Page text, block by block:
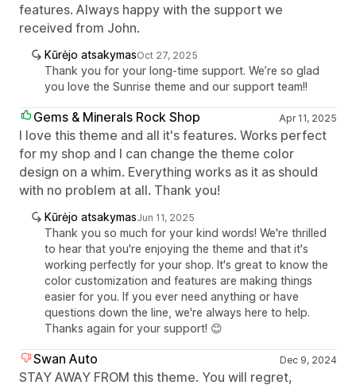
features. Always happy with the support we
received from John.
Kūrėjo atsakymasOct 27, 2025
Thank you for your long-time support. We’re so glad
you love the Sunrise theme and our support team!!
Gems & Minerals Rock Shop Apr 11, 2025
I love this theme and all it's features. Works perfect
for my shop and I can change the theme color
design on a whim. Everything works as it as should
with no problem at all. Thank you!
Kūrėjo atsakymasJun 11, 2025
Thank you so much for your kind words! We're thrilled
to hear that you're enjoying the theme and that it's
working perfectly for your shop. It's great to know the
color customization and features are making things
easier for you. If you ever need anything or have
questions down the line, we're always here to help.
Thanks again for your support! 😊
Swan Auto Dec 9, 2024
STAY AWAY FROM this theme. You will regret,